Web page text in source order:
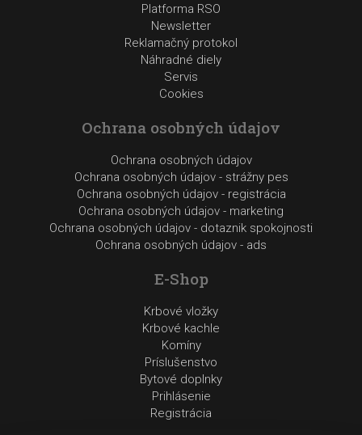
Platforma RSO
Newsletter
Reklamačný protokol
Náhradné diely
Servis
Cookies
Ochrana osobných údajov
Ochrana osobných údajov
Ochrana osobných údajov - strážny pes
Ochrana osobných údajov - registrácia
Ochrana osobných údajov - marketing
Ochrana osobných údajov - dotaznik spokojnosti
Ochrana osobných údajov - ads
E-Shop
Krbové vložky
Krbové kachle
Komíny
Príslušenstvo
Bytové doplnky
Prihlásenie
Registrácia